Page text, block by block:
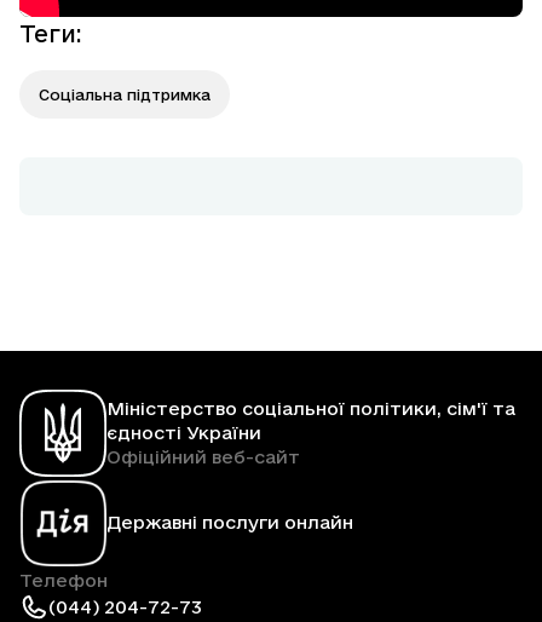
Теги:
Соціальна підтримка
Міністерство соціальної політики, сім'ї та
єдності України
Офіційний веб-сайт
Державні послуги онлайн
Телефон
(044) 204-72-73